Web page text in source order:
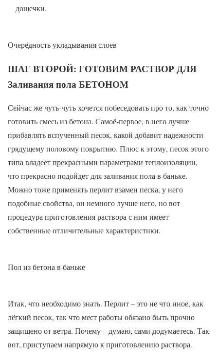
дощечки.
Очерёдность укладывания слоев
ШАГ ВТОРОЙ: ГОТОВИМ РАСТВОР ДЛЯ
Заливания пола БЕТОНОМ
Сейчас же чуть-чуть хочется побеседовать про то, как точно
готовить смесь из бетона. Самоё-первое, в него лучше
прибавлять вспученный песок, какой добавит надежности
грядущему половому покрытию. Плюс к этому, песок этого
типа владеет прекрасными параметрами теплоизоляции,
что прекрасно подойдет для заливания пола в баньке.
Можно тоже применять перлит взамен песка, у него
подобные свойства, он немного лучше него, но вот
процедура приготовления раствора с ним имеет
собственные отличительные характеристики.
Пол из бетона в баньке
Итак, что необходимо знать. Перлит – это не что иное, как
лёгкий песок, так что мест работы обязано быть прочно
защищено от ветра. Почему – думаю, сами додумаетесь. Так
вот, приступаем напрямую к приготовлению раствора.